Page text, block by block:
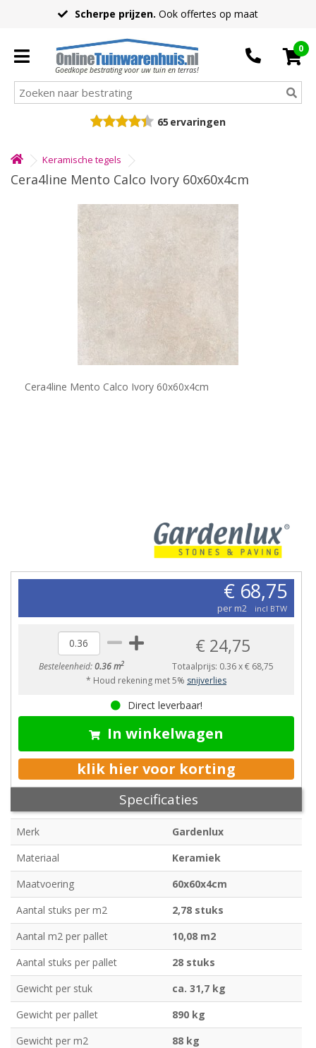
Scherpe prijzen. Ook offertes op maat
Goedkope bestrating voor uw tuin en terras!
0
65 ervaringen
Keramische tegels
Cera4line Mento Calco Ivory 60x60x4cm
Cera4line Mento Calco Ivory 60x60x4cm
€ 68,75
per m2 incl BTW
Besteleenheid:0.36 m2
€ 24,75
Totaalprijs: 0.36x€ 68,75
* Houd rekening met 5% snijverlies
Direct leverbaar!
In winkelwagen
klik hier voor korting
Specificaties
Merk
Gardenlux
Materiaal
Keramiek
Maatvoering
60x60x4cm
Aantal stuks per m2
2,78 stuks
Aantal m2 per pallet
10,08 m2
Aantal stuks per pallet
28 stuks
Gewicht per stuk
ca. 31,7 kg
Gewicht per pallet
890 kg
Gewicht per m2
88 kg